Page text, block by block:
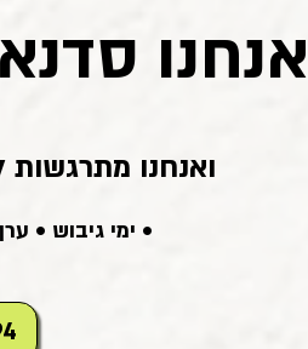
אנחנו
ואנחנו מתרגשות
• ימי גיבוש •